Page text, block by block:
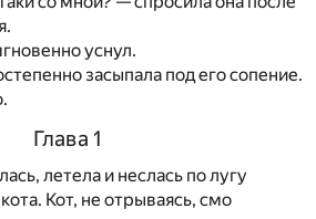
уснул.
засыпала под его сопение.
Глава 1
летела и неслась по лугу
Кот, не отрываясь, смо